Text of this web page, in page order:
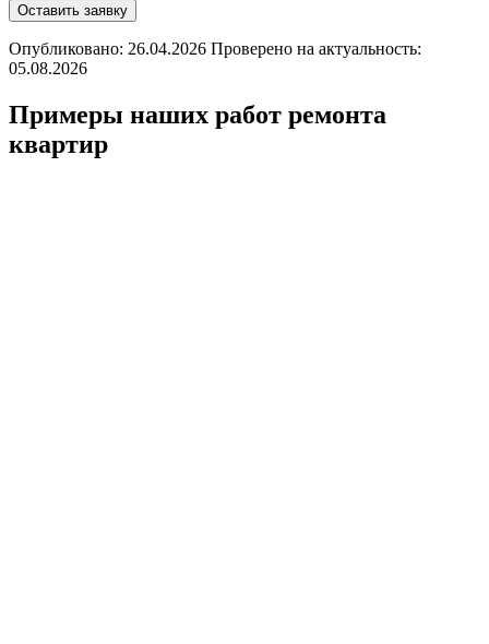
Оставить заявку
Опубликовано: 26.04.2026 Проверено на актуальность:
05.08.2026
Примеры наших работ ремонта
квартир